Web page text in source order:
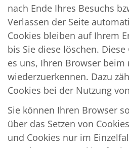
nach Ende Ihres Besuchs
Verlassen der Seite
Cookies bleiben auf Ihrem
bis Sie diese löschen.
es uns, Ihren Browser beim
wiederzuerkennen. Dazu
Cookies bei der Nutzung
Sie können Ihren Browser
über das Setzen von
und Cookies nur im